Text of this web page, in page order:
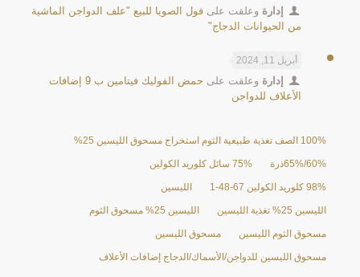
إدارة وعلقت علىفول الصويا للبيع "علف الدواجن الماشية
من الحيوانات الدجاج"
أبريل 11, 2024
إدارة وعلقت على
حمض الفوليك فيتامين ب 9 إضافات
الأعلاف للدواجن
100% الصف تغذية طبيعية الثوم استخراج مسحوق الليسين 25%
60%/65%ذرة 75% سائل كلوريد الكولين
98% كلوريد الكولين 67-48-1 الليسين
الليسين 25% تغذية الليسين الليسين 25% مسحوق الثوم
مسحوق الثوم الليسين مسحوق الليسين
مسحوق الليسين للدواجن/الأسماك/الدجاج إضافات الأعلاف